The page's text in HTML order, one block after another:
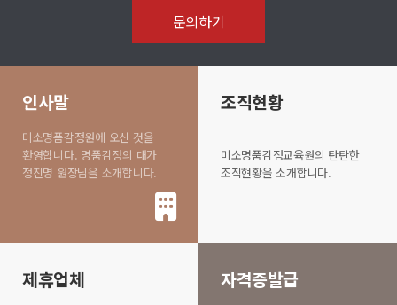
인사말
미소명품감정원에 오신 것을
환영합니다. 명품감정의 대가
정진명 원장님을 소개합니다.
조직현황
미소명품감정교육원의 탄탄한
조직현황을 소개합니다.
제휴업체 자격증발급